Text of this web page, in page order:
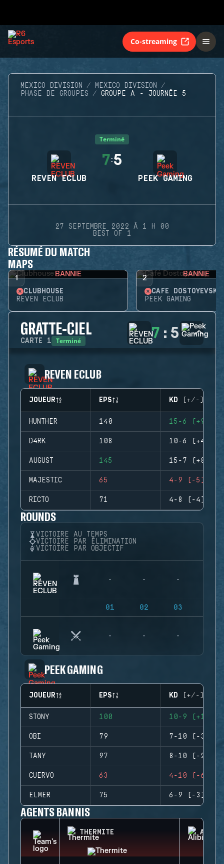
Co-streaming
MEXICO DIVISION
MEXICO DIVISION
PHASE DE GROUPES
GROUPE A - JOURNÉE 5
Terminé
REVEN ECLUB
7:5
PEEK GAMING
27 SEPTEMBRE 2022 À 1 H 00
BEST OF 1
RÉSUMÉ DU MATCH
MAPS
1 BANNIE
CLUBHOUSE
REVEN ECLUB
2 BANNIE
CAFÉ DOSTOYEVSKY
PEEK GAMING
GRATTE-CIEL
CARTE 1 Terminé 7 : 5
REVEN ECLUB
JOUEUR EPS KD (+/-)
HUNTHER 140 15-6 (+9)
D4RK 108 10-6 (+4)
AUGUST 145 15-7 (+8)
MAJESTIC 65 4-9 (-5)
RICTO 71 4-8 (-4)
ROUNDS
VICTOIRE AU TEMPS
VICTOIRE PAR ÉLIMINATION
VICTOIRE PAR OBJECTIF
01 02 03
PEEK GAMING
JOUEUR EPS KD (+/-)
STONY 100 10-9 (+1)
OBI 79 7-10 (-3)
TANY 97 8-10 (-2)
CUERVO 63 4-10 (-6)
ELMER 75 6-9 (-3)
AGENTS BANNIS
THERMITE ALIBI